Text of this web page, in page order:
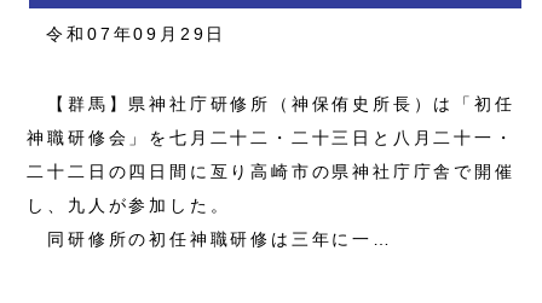
令和07年09月29日
【群馬】県神社庁研修所（神保侑史所長）は「初任
神職研修会」を七月二十二・二十三日と八月二十一・
二十二日の四日間に亙り高崎市の県神社庁庁舎で開催
し、九人が参加した。
同研修所の初任神職研修は三年に一…